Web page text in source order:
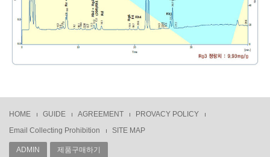
HOME GUIDE AGREEMENT
PROVACY POLICY
Email Collecting Prohibition
SITE MAP
ADMIN 제품구매하기